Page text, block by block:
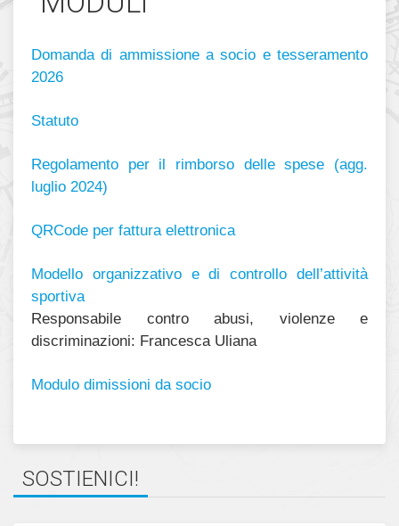
Domanda di ammissione a socio e tesseramento
2026
Statuto
Regolamento per il rimborso delle spese (agg.
luglio 2024)
QRCode per fattura elettronica
Modello organizzativo e di controllo dell’attività
sportiva
Responsabile contro abusi, violenze e
discriminazioni: Francesca Uliana
Modulo dimissioni da socio
SOSTIENICI!